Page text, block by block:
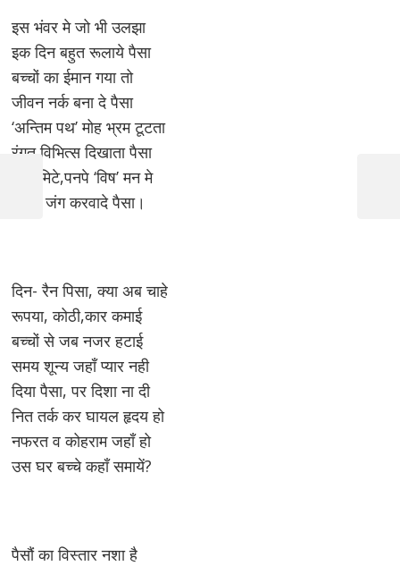
इस भंवर मे जो भी उलझा
इक दिन बहुत रूलाये पैसा
बच्चों का ईमान गया तो
जीवन नर्क बना दे पैसा
‘अन्तिम पथ’ मोह भ्रम टूटता
रंगत विभित्स दिखाता पैसा
प्रेम मिटे,पनपे ‘विष’ मन मे
घर मे जंग करवादे पैसा।
दिन- रैन पिसा, क्या अब चाहे
रूपया, कोठी,कार कमाई
बच्चों से जब नजर हटाई
समय शून्य जहाँ प्यार नही
दिया पैसा, पर दिशा ना दी
नित तर्क कर घायल हृदय हो
नफरत व कोहराम जहाँ हो
उस घर बच्चे कहाँ समायें?
पैसौं का विस्तार नशा है
Post
navigation